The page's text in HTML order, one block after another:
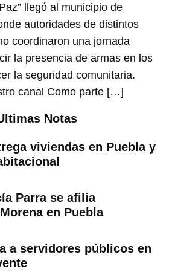
llegó al municipio de
autoridades de distintos
coordinaron una jornada
la presencia de armas en los
la seguridad comunitaria.
canal Como parte […]
Notas
viviendas en Puebla y
Parra se afilia
en Puebla
a servidores públicos en